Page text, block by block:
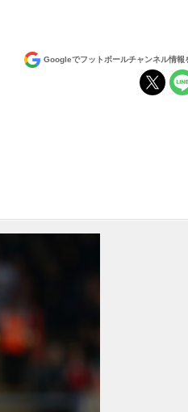
Googleでフットボールチャンネル情報